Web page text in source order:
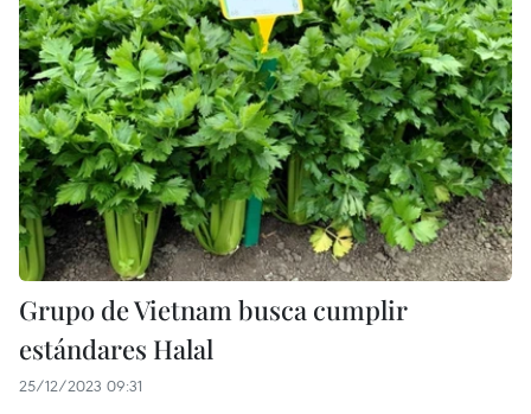
Grupo de Vietnam busca cumplir
estándares Halal
25/12/2023 09:31